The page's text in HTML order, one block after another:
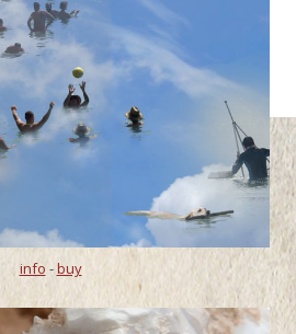
info -buy